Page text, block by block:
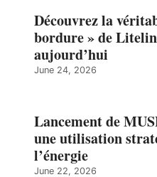
Découvrez la
bordure » de
aujourd’hui
June 24, 2026
Lancement de
une utilisation
l’énergie
June 22, 2026